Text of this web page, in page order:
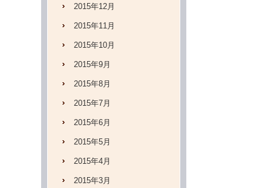
2015年12月
2015年11月
2015年10月
2015年9月
2015年8月
2015年7月
2015年6月
2015年5月
2015年4月
2015年3月